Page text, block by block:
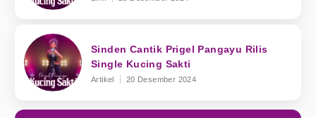
Sinden Cantik Prigel Pangayu Rilis
Single Kucing Sakti
Artikel 20 Desember 2024